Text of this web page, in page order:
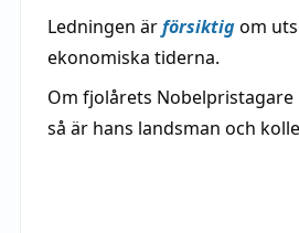
Ledningen ärförsiktigom
ekonomiska tiderna.
Om fjolårets
så är hans landsman och